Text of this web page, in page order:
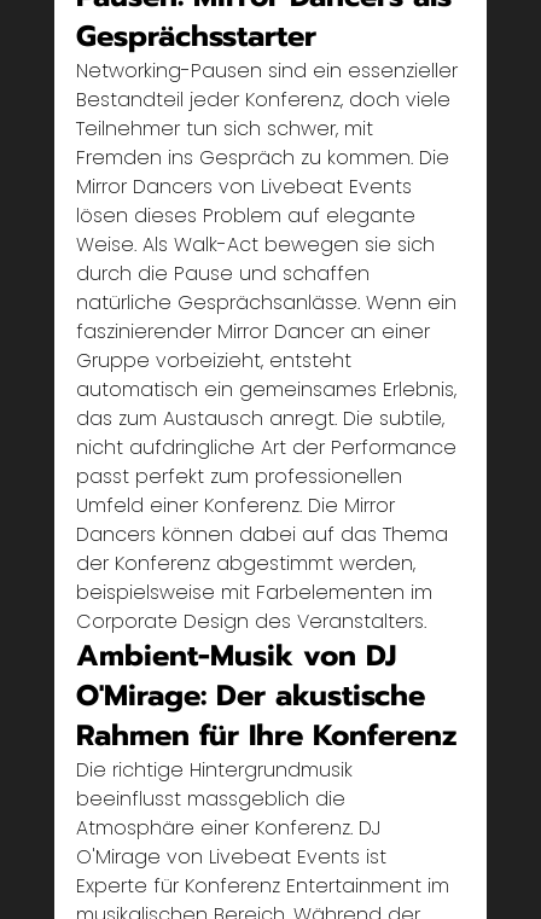
Gesprächsstarter
Networking-Pausen sind ein essenzieller
Bestandteil jeder Konferenz, doch viele
Teilnehmer tun sich schwer, mit
Fremden ins Gespräch zu kommen. Die
Mirror Dancers von Livebeat Events
lösen dieses Problem auf elegante
Weise. Als Walk-Act bewegen sie sich
durch die Pause und schaffen
natürliche Gesprächsanlässe. Wenn ein
faszinierender Mirror Dancer an einer
Gruppe vorbeizieht, entsteht
automatisch ein gemeinsames Erlebnis,
das zum Austausch anregt. Die subtile,
nicht aufdringliche Art der Performance
passt perfekt zum professionellen
Umfeld einer Konferenz. Die Mirror
Dancers können dabei auf das Thema
der Konferenz abgestimmt werden,
beispielsweise mit Farbelementen im
Corporate Design des Veranstalters.
Ambient-Musik von DJ
O'Mirage: Der akustische
Rahmen für Ihre Konferenz
Die richtige Hintergrundmusik
beeinflusst massgeblich die
Atmosphäre einer Konferenz. DJ
O'Mirage von Livebeat Events ist
Experte für Konferenz Entertainment im